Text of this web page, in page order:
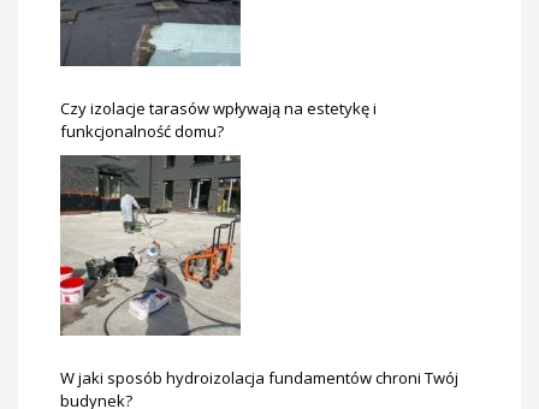
Czy izolacje tarasów wpływają na estetykę i
funkcjonalność domu?
W jaki sposób hydroizolacja fundamentów chroni Twój
budynek?